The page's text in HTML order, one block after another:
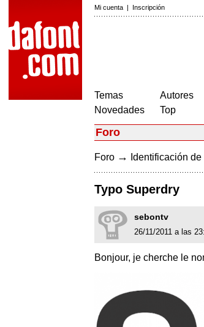
Mi cuenta | Inscripción
Temas
Novedades
Autores
Top
Foro
Foro → Identificación
Typo Superdry
sebontv
26/11/2011 a las
Bonjour, je cherche le